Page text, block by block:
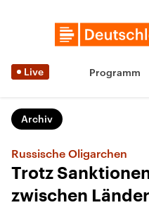
Live Programm
Archiv
Russische Oligarchen
Trotz
zwischen